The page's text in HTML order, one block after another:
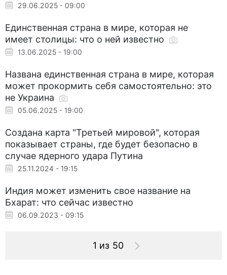
29.06.2025 - 09:00
Единственная страна в мире, которая не
имеет столицы: что о ней известно
13.06.2025 - 19:00
Названа единственная страна в мире, которая
может прокормить себя самостоятельно: это
не Украина
05.06.2025 - 19:00
Создана карта "Третьей мировой", которая
показывает страны, где будет безопасно в
случае ядерного удара Путина
25.11.2024 - 19:15
Индия может изменить свое название на
Бхарат: что сейчас известно
06.09.2023 - 09:15
1 из 50